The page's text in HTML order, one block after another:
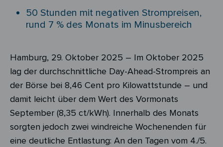
50 Stunden mit negativen Strompreisen,
rund 7 % des Monats im Minusbereich
Hamburg, 29. Oktober 2025 – Im Oktober 2025
lag der durchschnittliche Day-Ahead-Strompreis an
der Börse bei 8,46 Cent pro Kilowattstunde – und
damit leicht über dem Wert des Vormonats
September (8,35 ct/kWh). Innerhalb des Monats
sorgten jedoch zwei windreiche Wochenenden für
eine deutliche Entlastung: An den Tagen vom 4./5.